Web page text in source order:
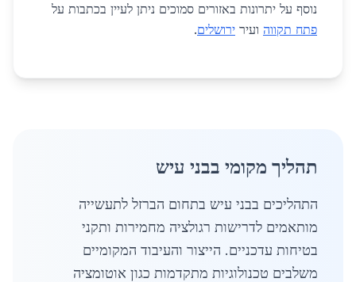
נוסף על יתרונות באזורים סמוכים ניתן לעיין בכתבות על
פתח תקווה ועיר ירושלים.
תהליך מקומי בבני עיש
התהליכים בבני עיש בתחום הברזל לתעשייה
מותאמים לדרישות רגולציה מחמירות ותקני
בטיחות עדכניים. הייצור והעיבוד המקומיים
משלבים טכנולוגיות מתקדמות כגון אוטומציה